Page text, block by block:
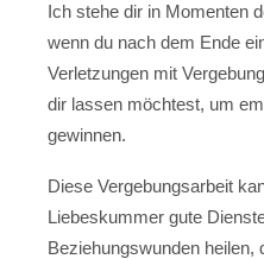
Ich stehe dir in Momenten
wenn du nach dem Ende
Verletzungen mit
dir lassen möchtest, um
gewinnen.
Diese Vergebungsarbeit
Liebeskummer gute
Beziehungswunden heilen,